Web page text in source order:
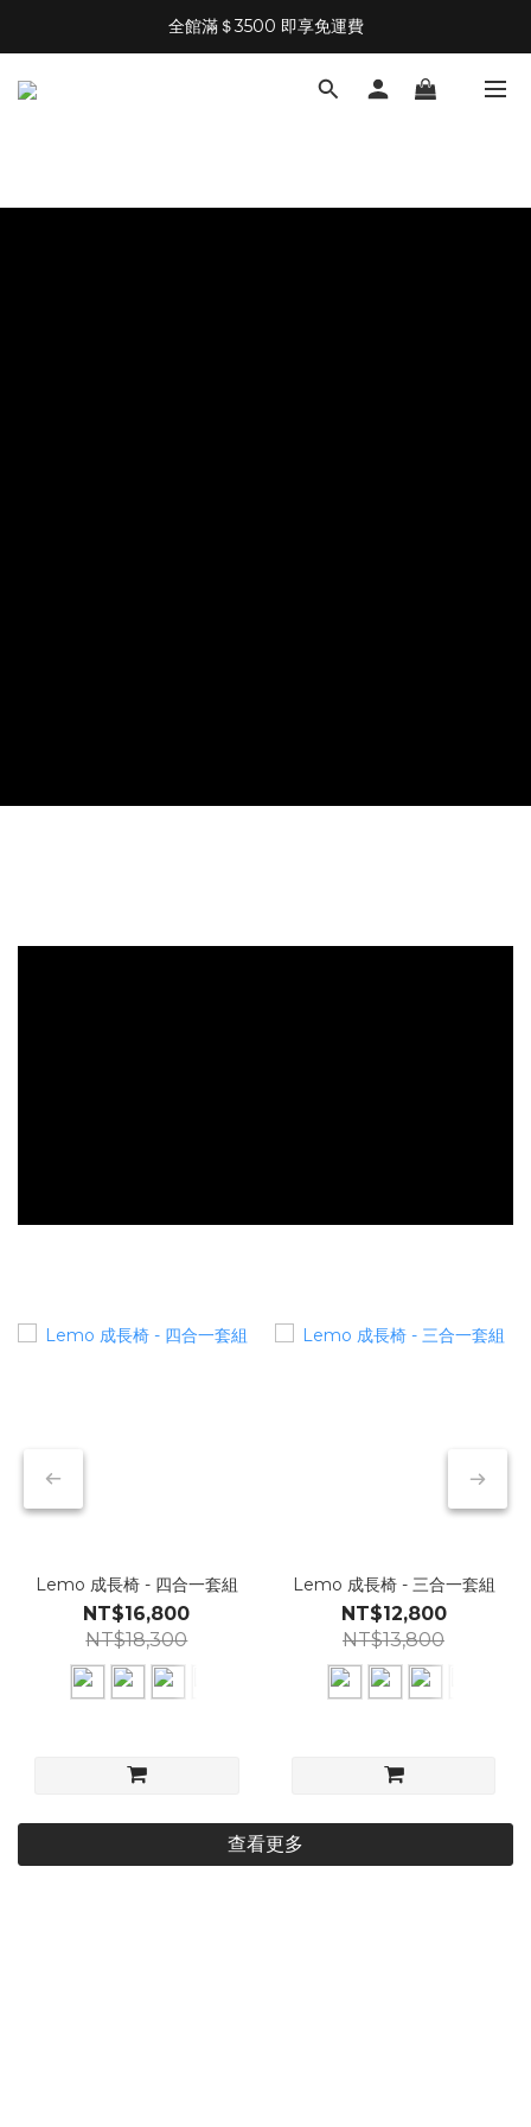
全館滿＄3500 即享免運費
Lemo 成長椅 - 四合一套組
NT$16,800
NT$18,300
Lemo 成長椅 - 三合一套組
NT$12,800
NT$13,800
查看更多